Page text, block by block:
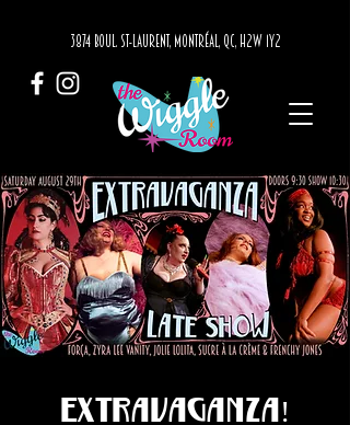
3874 BOUL. ST-LAURENT, MONTRÉAL, QC, H2W 1Y2
Extravaganza!